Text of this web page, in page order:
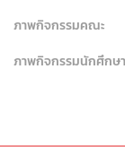
ภาพกิจกรรมคณะ
ภาพกิจกรรมนักศึกษา